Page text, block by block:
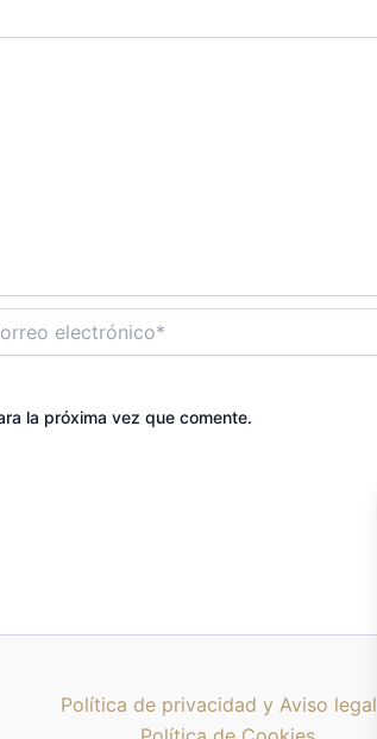
la próxima vez que comente.
Política de privacidad y Aviso legal